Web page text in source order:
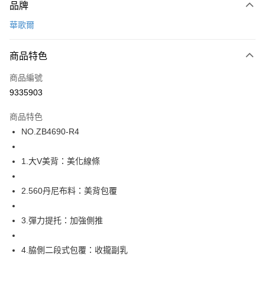
信用卡一次付款
LINE Pay
街口支付
運送方式
全家取貨付款
每筆NT$80，滿NT$1,000(含以上)免運費
付款後全家取貨
7-11取貨付款
品牌
華歌爾
商品特色
商品編號
9335903
商品特色
NO.ZB4690-R4
1.大V美背：美化線條
2.560丹尼布料：美背包覆
3.彈力提托：加強側推
4.脇側二段式包覆：收攏副乳